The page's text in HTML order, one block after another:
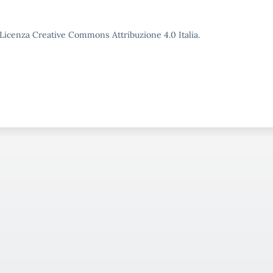
Creative Commons Attribuzione 4.0 Italia.